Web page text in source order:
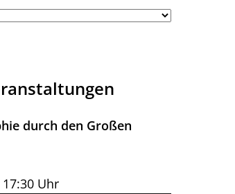
durch den Großen
Uhr